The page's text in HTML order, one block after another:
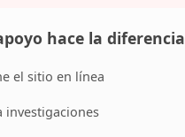
hace la diferencia
el sitio en línea
investigaciones